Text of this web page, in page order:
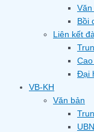
Văn
Bồi
Liên kết
Đại
VB-KH
Văn bản